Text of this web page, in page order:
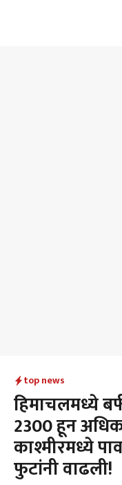
top news
हिमाचलमध्ये
2300 हून अधिक
काश्मीरमध्ये
फुटांनी वाढली!